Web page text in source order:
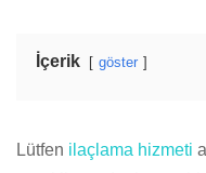
İçerik göster
Lütfen ilaçlama hizmeti